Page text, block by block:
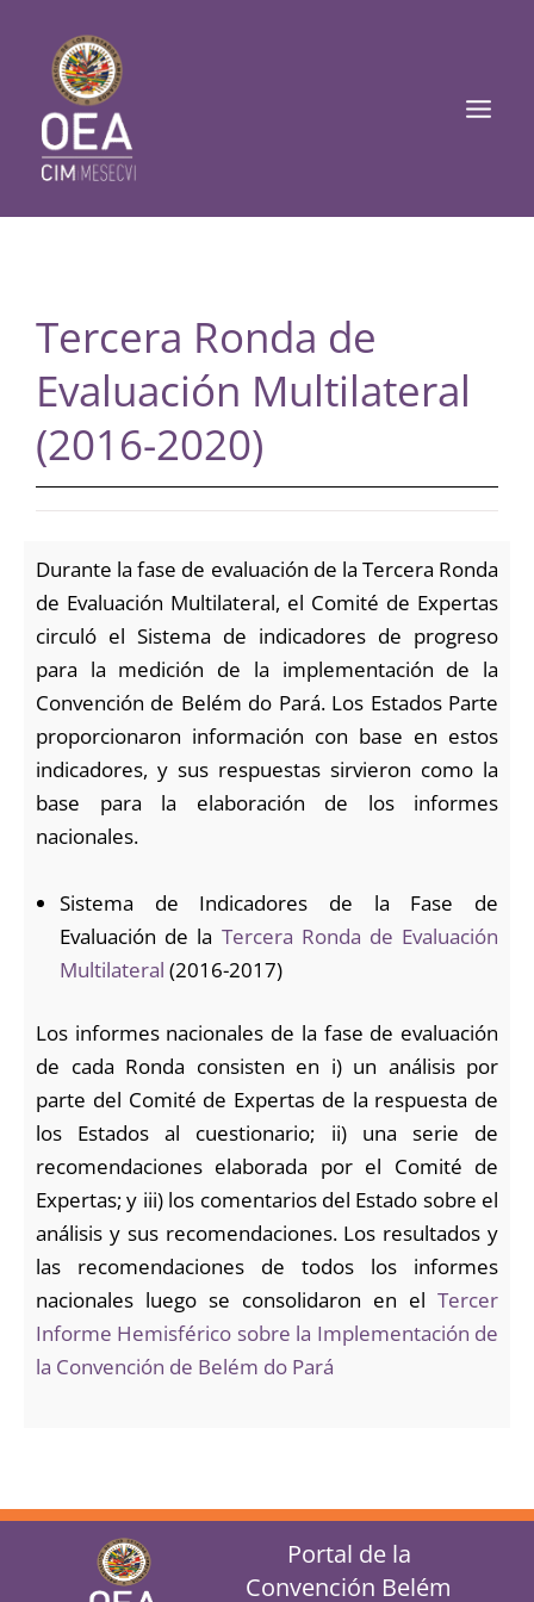
contenido
Tercera Ronda de
Evaluación Multilateral
(2016-2020)
Durante la fase de evaluación de la Tercera Ronda
de Evaluación Multilateral, el Comité de Expertas
circuló el Sistema de indicadores de progreso
para la medición de la implementación de la
Convención de Belém do Pará. Los Estados Parte
proporcionaron información con base en estos
indicadores, y sus respuestas sirvieron como la
base para la elaboración de los informes
nacionales.
Sistema de Indicadores de la Fase de
Evaluación de la Tercera Ronda de Evaluación
Multilateral (2016-2017)
Los informes nacionales de la fase de evaluación
de cada Ronda consisten en i) un análisis por
parte del Comité de Expertas de la respuesta de
los Estados al cuestionario; ii) una serie de
recomendaciones elaborada por el Comité de
Expertas; y iii) los comentarios del Estado sobre el
análisis y sus recomendaciones. Los resultados y
las recomendaciones de todos los informes
nacionales luego se consolidaron en el Tercer
Informe Hemisférico sobre la Implementación de
la Convención de Belém do Pará
Portal de la
Convención Belém